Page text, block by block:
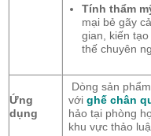
Tính thẩm
mại bẻ gãy
gian, kiến
thế chuyên
Ứng
dụng
Dòng sản phẩm
với ghế chân
hảo tại phòng
khu vực thảo